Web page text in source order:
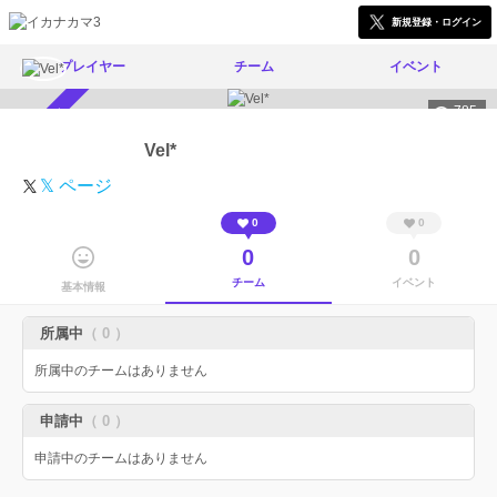
新規登録・ログイン
プレイヤー チーム イベント
785
Vel*
𝕏 ページ
基本情報
0
0
チーム
0
0
イベント
所属中 （ 0 ）
所属中のチームはありません
申請中 （ 0 ）
申請中のチームはありません